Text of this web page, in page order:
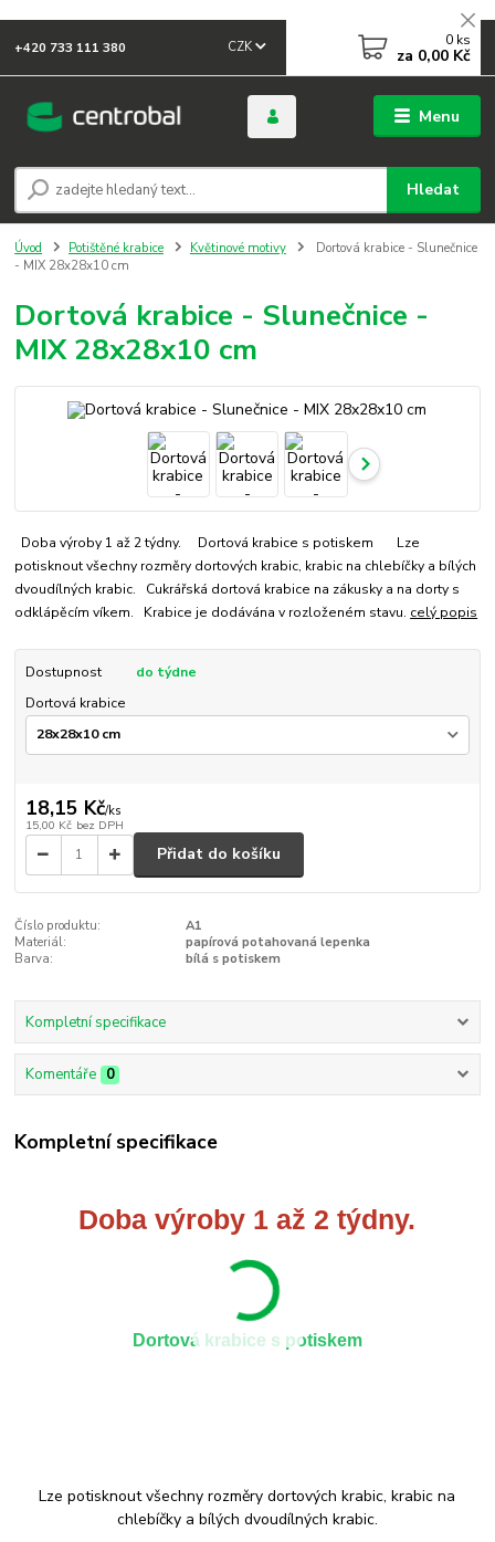
Menu
CZK
Hledat
+420 733 111 380 0 ks
za 0,00 Kč
Úvod Potištěné krabice Květinové motivy
Dortová krabice - Slunečnice
- MIX 28x28x10 cm
Dortová krabice - Slunečnice -
MIX 28x28x10 cm
Doba výroby 1 až 2 týdny. Dortová krabice s potiskem Lze
potisknout všechny rozměry dortových krabic, krabic na chlebíčky a bílých
dvoudílných krabic. Cukrářská dortová krabice na zákusky a na dorty s
odklápěcím víkem. Krabice je dodávána v rozloženém stavu. celý popis
Dostupnost
do týdne
Dortová krabice
18,15 Kč/ks
15,00 Kč bez DPH
Přidat do košíku
Číslo produktu:
A1
Materiál:
papírová potahovaná lepenka
Barva:
bílá s potiskem
Kompletní specifikace
Komentáře 0
Kompletní specifikace
Doba výroby 1 až 2 týdny.
Dortová krabice s potiskem
Lze potisknout všechny rozměry dortových krabic, krabic na
chlebíčky a bílých dvoudílných krabic.